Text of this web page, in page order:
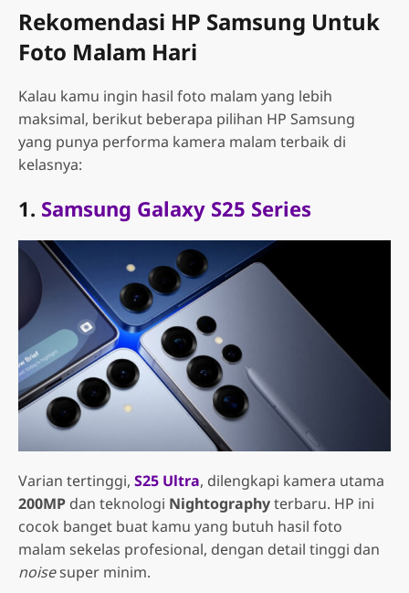
Rekomendasi HP Samsung Untuk
Foto Malam Hari
Kalau kamu ingin hasil foto malam yang lebih
maksimal, berikut beberapa pilihan HP Samsung
yang punya performa kamera malam terbaik di
kelasnya:
1. Samsung Galaxy S25 Series
Varian tertinggi, S25 Ultra, dilengkapi kamera utama
200MP dan teknologi Nightographyterbaru. HP ini
cocok banget buat kamu yang butuh hasil foto
malam sekelas profesional, dengan detail tinggi dan
noisesuper minim.